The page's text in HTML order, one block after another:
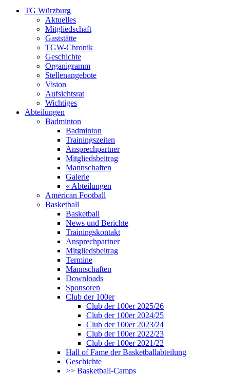
TG Würzburg
Aktuelles
Mitgliedschaft
Gaststätte
TGW-Chronik
Geschichte
Organigramm
Stellenangebote
Vision
Aufsichtsrat
Wichtiges
Abteilungen
Badminton
Badminton
Trainingszeiten
Ansprechpartner
Mitgliedsbeitrag
Mannschaften
Galerie
« Abteilungen
American Football
Basketball
Basketball
News und Berichte
Trainingskontakt
Ansprechpartner
Mitgliedsbeitrag
Termine
Mannschaften
Downloads
Sponsoren
Club der 100er
Club der 100er 2025/26
Club der 100er 2024/25
Club der 100er 2023/24
Club der 100er 2022/23
Club der 100er 2021/22
Hall of Fame der Basketballabteilung
Geschichte
>> Basketball-Camps